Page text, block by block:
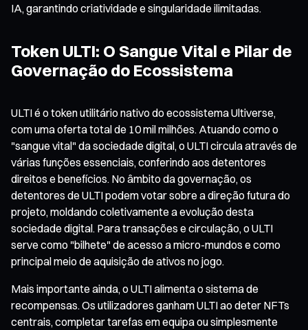
IA, garantindo criatividade e singularidade ilimitadas.
Token ULTI: O Sangue Vital e Pilar de
Governação do Ecossistema
ULTI é o token utilitário nativo do ecossistema Ultiverse,
com uma oferta total de 10 mil milhões. Atuando como o
"sangue vital" da sociedade digital, o ULTI circula através de
várias funções essenciais, conferindo aos detentores
direitos e benefícios. No âmbito da governação, os
detentores de ULTI podem votar sobre a direção futura do
projeto, moldando coletivamente a evolução desta
sociedade digital. Para transações e circulação, o ULTI
serve como "bilhete" de acesso a micro-mundos e como
principal meio de aquisição de ativos no jogo.
Mais importante ainda, o ULTI alimenta o sistema de
recompensas. Os utilizadores ganham ULTI ao deter NFTs
centrais, completar tarefas em equipa ou simplesmente